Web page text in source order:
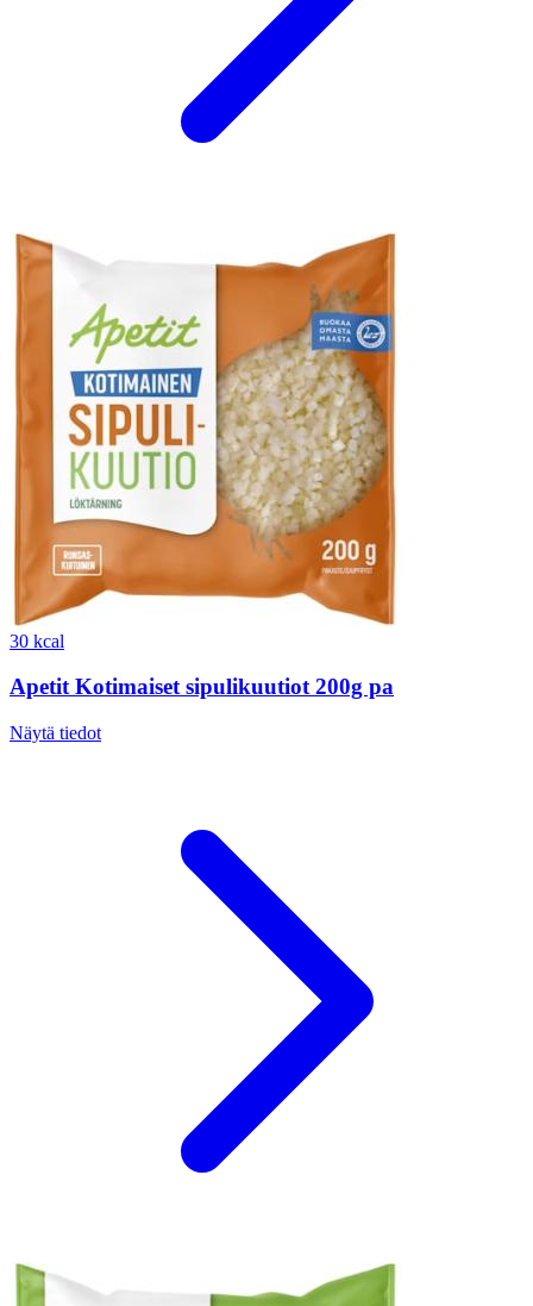
30 kcal
Apetit Kotimaiset sipulikuutiot 200g pa
Näytä tiedot